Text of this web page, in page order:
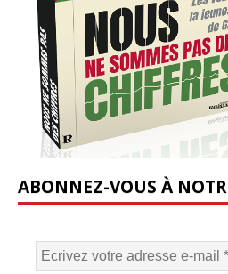
ABONNEZ-VOUS À